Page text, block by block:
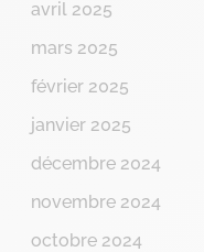
avril 2025
mars 2025
février 2025
janvier 2025
décembre 2024
novembre 2024
octobre 2024